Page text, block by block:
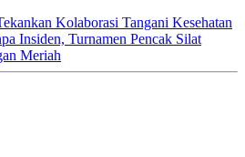
Kolaborasi Tangani Kesehatan
Insiden, Turnamen Pencak Silat
Meriah